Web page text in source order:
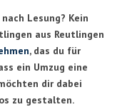
Lesung? Kein
aus Reutlingen
, das du für
ein Umzug eine
dir dabei
zu gestalten.